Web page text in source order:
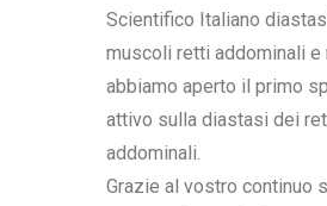
Scientifico Italiano
muscoli retti addominali e
abbiamo aperto il primo
attivo sulla diastasi dei
addominali.
Grazie al vostro continuo